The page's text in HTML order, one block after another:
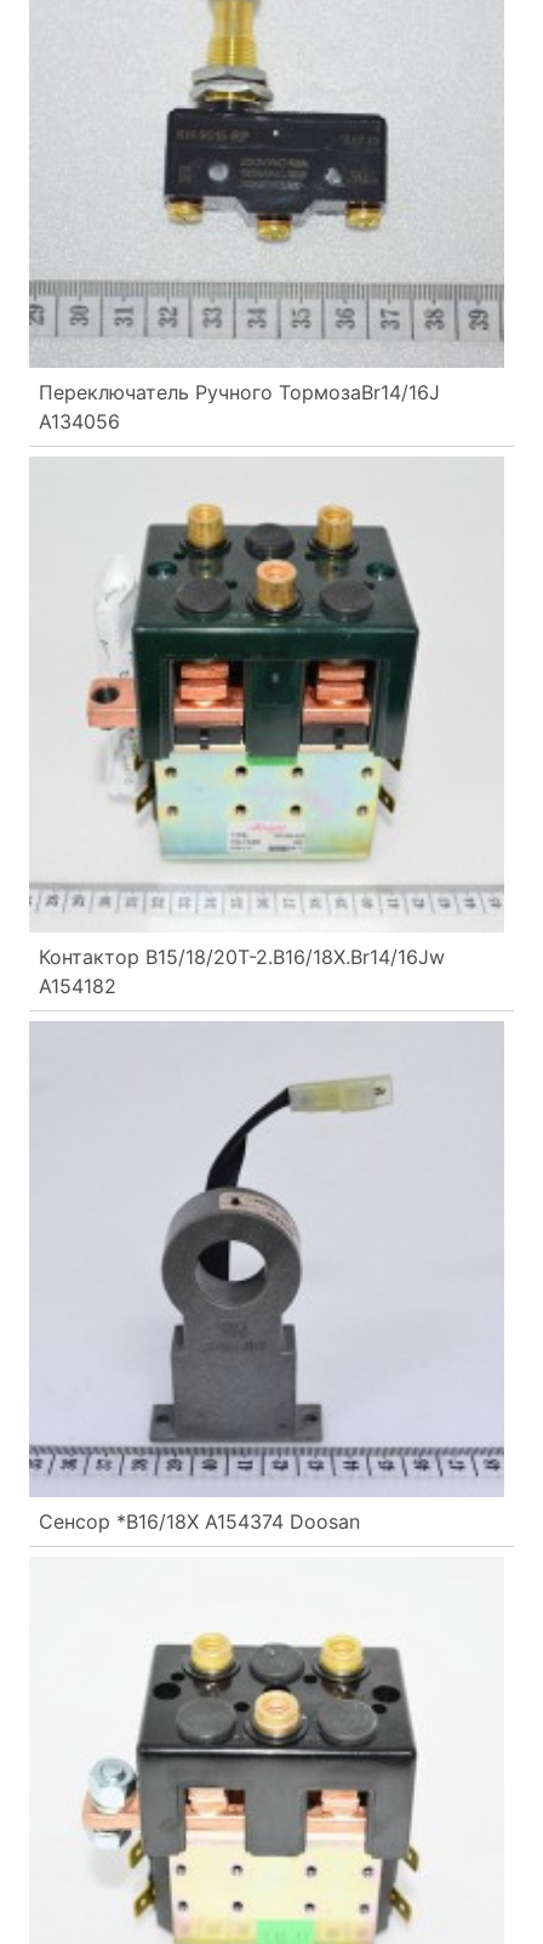
Переключатель Ручного ТормозаBr14/16J
A134056
Контактор B15/18/20T-2.B16/18X.Br14/16Jw
A154182
Сенсор *B16/18X A154374 Doosan